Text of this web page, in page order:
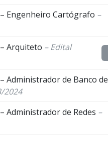
Engenheiro Cartógrafo –
Arquiteto – Edital
Administrador de Banco de
2024
Administrador de Redes –